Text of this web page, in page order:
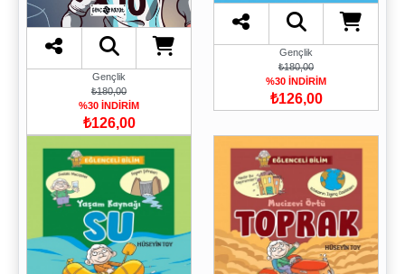
Gençlik
₺180,00
%30 İNDİRİM
₺126,00
Gençlik
₺180,00
%30 İNDİRİM
₺126,00